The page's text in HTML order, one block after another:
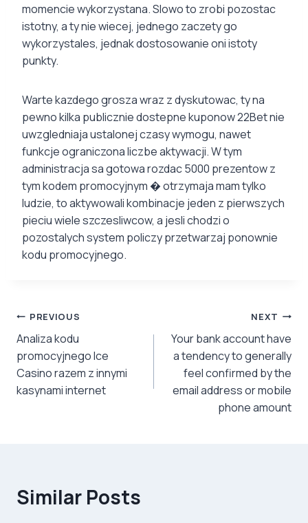
momencie wykorzystana. Slowo to zrobi pozostac
istotny, a ty nie wiecej, jednego zaczety go
wykorzystales, jednak dostosowanie oni istoty
punkty.
Warte kazdego grosza wraz z dyskutowac, ty na
pewno kilka publicznie dostepne kuponow 22Bet nie
uwzgledniaja ustalonej czasy wymogu, nawet
funkcje ograniczona liczbe aktywacji. W tym
administracja sa gotowa rozdac 5000 prezentow z
tym kodem promocyjnym � otrzymaja mam tylko
ludzie, to aktywowali kombinacje jeden z pierwszych
pieciu wiele szczesliwcow, a jesli chodzi o
pozostalych system policzy przetwarzaj ponownie
kodu promocyjnego.
Post
navigation
PREVIOUS
Analiza kodu
promocyjnego Ice
Casino razem z innymi
kasynami internet
NEXT
Your bank account have
a tendency to generally
feel confirmed by the
email address or mobile
phone amount
Similar Posts